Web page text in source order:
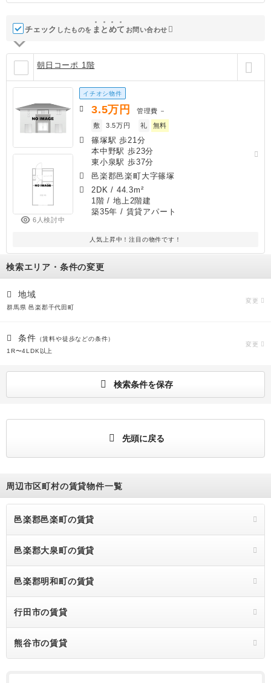
チェック したものを ま と めて お問い合わせ
朝日コーポ 1階
6人検討中
イチオシ物件
3.5万円 管理費 －
敷
3.5万円 礼 無料
篠塚駅 歩21分
本中野駅 歩23分
東小泉駅 歩37分
邑楽郡邑楽町大字篠塚
2DK / 44.3m²
1階 / 地上2階建
築35年 / 賃貸アパート
人気上昇中！注目の物件です！
検索エリア・条件の変更
地域
群馬県 邑楽郡千代田町
変更
条件 （賃料や徒歩などの条件）
1R〜4LDK以上
変更
検索条件を保存
先頭に戻る
周辺市区町村の賃貸物件一覧
邑楽郡邑楽町の賃貸
邑楽郡大泉町の賃貸
邑楽郡明和町の賃貸
行田市の賃貸
熊谷市の賃貸